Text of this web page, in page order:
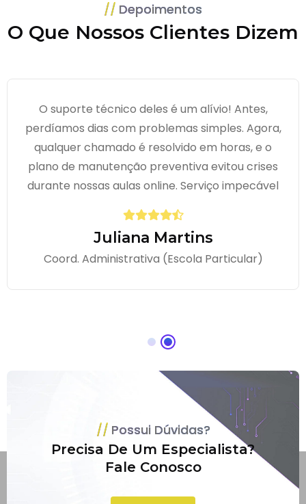
Depoimentos
O Que Nossos Clientes Dizem
O suporte técnico deles é um alívio! Antes,
perdíamos dias com problemas simples. Agora,
qualquer chamado é resolvido em horas, e o
plano de manutenção preventiva evitou crises
durante nossas aulas online. Serviço impecável
Juliana Martins
Coord. Administrativa (Escola Particular)
Possui Dúvidas?
Precisa De Um Especialista?
Fale Conosco